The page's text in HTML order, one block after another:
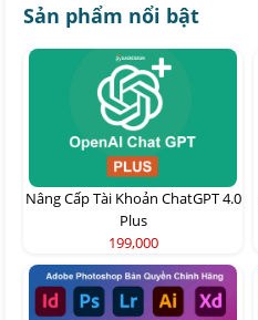
Sản phẩm nổi bật
Nâng Cấp Tài Khoản ChatGPT 4.0
Plus
199,000